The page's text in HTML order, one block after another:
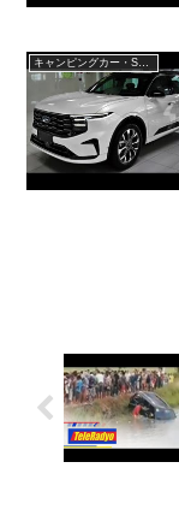
キャンピングカー・SUV人気車種